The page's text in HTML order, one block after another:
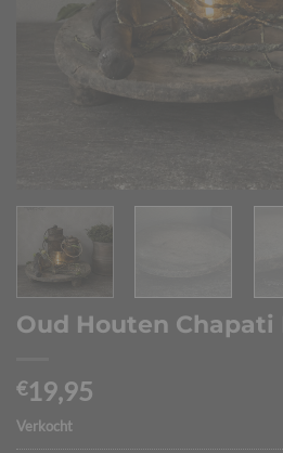
Oud Houten Chapati
€19,95
Verkocht